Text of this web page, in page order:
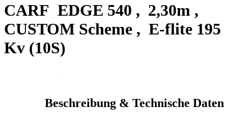
CARF EDGE 540 , 2,30m ,
CUSTOM Scheme , E-flite 195
Kv (10S)
Beschreibung & Technische Daten